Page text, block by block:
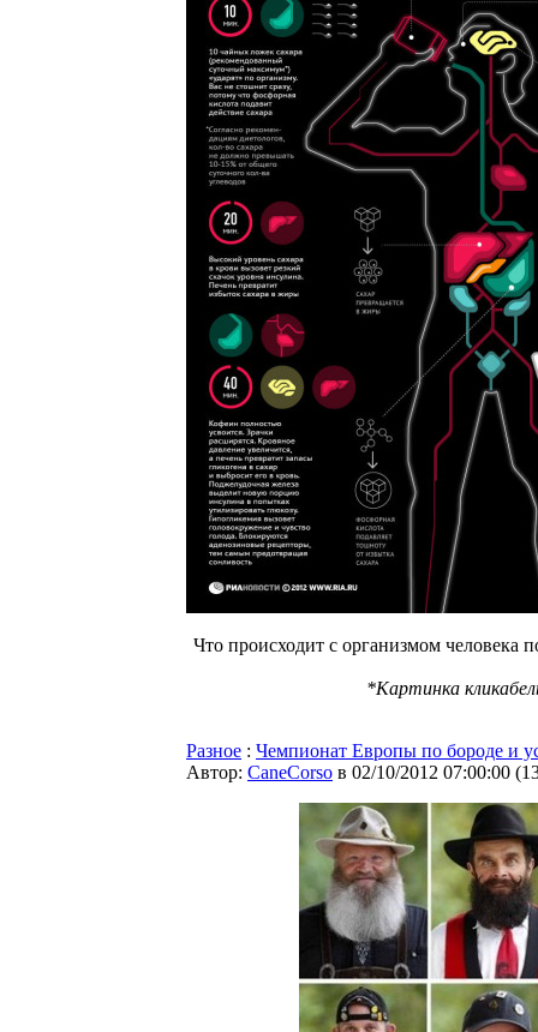
Что происходит с организмом человека
*Картинка
Разное : Чемпионат Европы по бороде и
Автор: CaneCorso в 02/10/2012 07:00:00 (